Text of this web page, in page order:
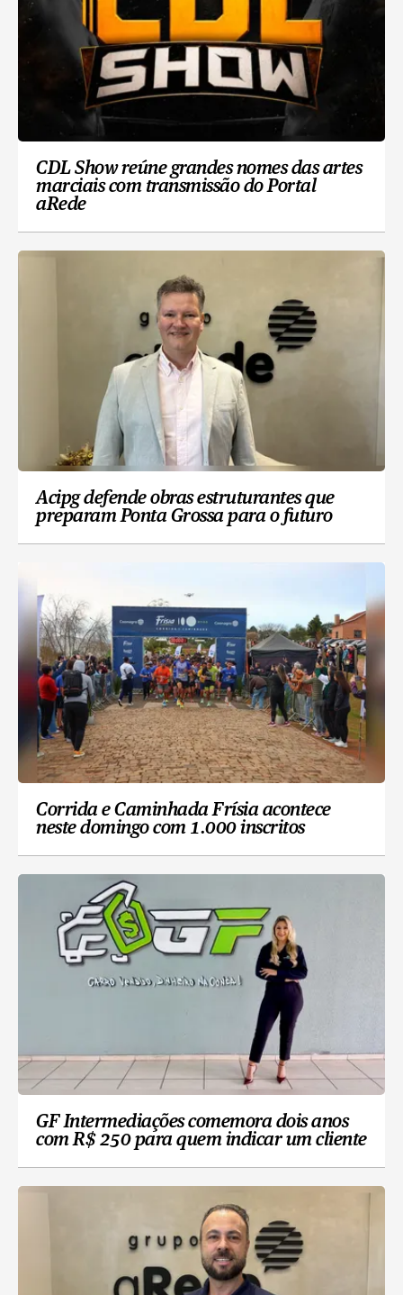
CDL Show reúne grandes nomes das artes
marciais com transmissão do Portal
aRede
Acipg defende obras estruturantes que
preparam Ponta Grossa para o futuro
Corrida e Caminhada Frísia acontece
neste domingo com 1.000 inscritos
GF Intermediações comemora dois anos
com R$ 250 para quem indicar um cliente